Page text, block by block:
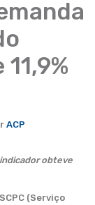
ACP
obteve
(Serviço